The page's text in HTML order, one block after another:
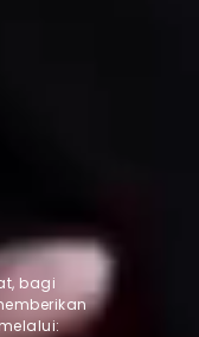
bagi